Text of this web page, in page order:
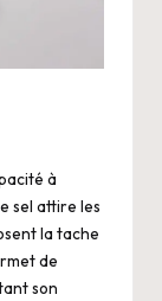
à
sel attire les
la tache
de
son